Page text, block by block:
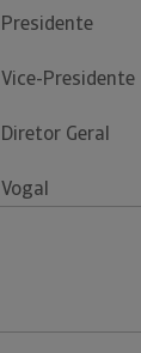
Presidente
Vice-Presidente
Diretor Geral
Vogal